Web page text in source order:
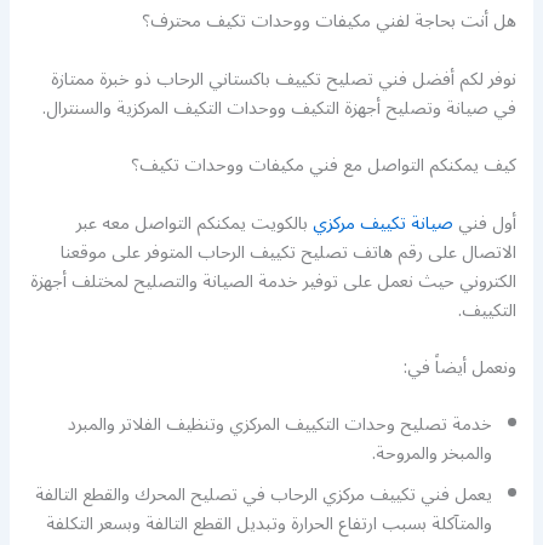
هل أنت بحاجة لفني مكيفات ووحدات تكيف محترف؟
نوفر لكم أفضل فني تصليح تكييف باكستاني الرحاب ذو خبرة ممتازة
في صيانة وتصليح أجهزة التكيف ووحدات التكيف المركزية والسنترال.
كيف يمكنكم التواصل مع فني مكيفات ووحدات تكيف؟
أول فنيصيانة تكييف مركزيبالكويت يمكنكم التواصل معه عبر
الاتصال على رقم هاتف تصليح تكييف الرحاب المتوفر على موقعنا
الكتروني حيث نعمل على توفير خدمة الصيانة والتصليح لمختلف أجهزة
التكييف.
ونعمل أيضاً في:
خدمة تصليح وحدات التكييف المركزي وتنظيف الفلاتر والمبرد
والمبخر والمروحة.
يعمل فني تكييف مركزي الرحاب في تصليح المحرك والقطع التالفة
والمتآكلة بسبب ارتفاع الحرارة وتبديل القطع التالفة وبسعر التكلفة